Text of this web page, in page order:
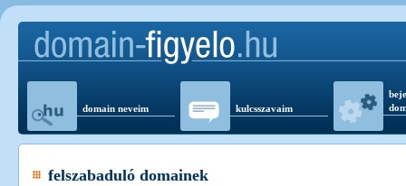
domain neveim kulcsszavaim
felszabaduló domainek